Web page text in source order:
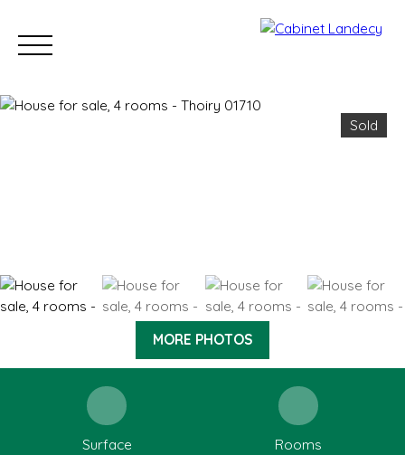
ESTIMATE
Sold
MORE PHOTOS
Surface
Rooms